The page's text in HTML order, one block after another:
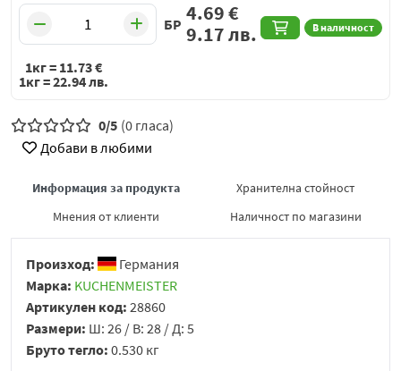
БР В наличност
4.69€
9.17лв.
1кг = 11.73€
1кг =22.94лв.
0/5 (0 гласа)
Добави в любими
Информация за продукта
Хранителна стойност
Мнения от клиенти
Наличност по магазини
Произход:
Германия
Марка: KUCHENMEISTER
Артикулен код: 28860
Размери: Ш: 26 / В: 28 / Д: 5
Бруто тегло: 0.530 кг